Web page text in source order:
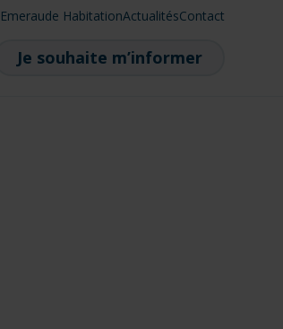
Emeraude HabitationActualitésContact
Je souhaite m’informer